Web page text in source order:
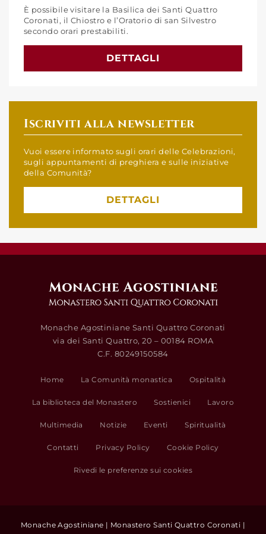
È possibile visitare la Basilica dei Santi Quattro
Coronati, il Chiostro e l’Oratorio di san Silvestro
secondo orari prestabiliti.
DETTAGLI
Iscriviti alla newsletter
Vuoi essere informato sugli orari delle Celebrazioni,
sugli appuntamenti di preghiera e sulle iniziative
della Comunità?
DETTAGLI
Monache Agostiniane Santi Quattro Coronati
via dei Santi Quattro, 20 – 00184 ROMA
C.F. 80249150584
Home La Comunità monastica Ospitalità
La biblioteca del Monastero Sostienici Lavoro
Multimedia Notizie Eventi Spiritualità
Contatti Privacy Policy Cookie Policy
Rivedi le preferenze sui cookies
Monache Agostiniane | Monastero Santi Quattro Coronati |